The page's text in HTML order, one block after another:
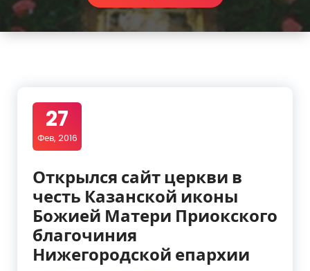
27
Фев, 2016
Открылся сайт церкви в
честь Казанской иконы
Божией Матери Приокского
благочиния
Нижегородской епархии